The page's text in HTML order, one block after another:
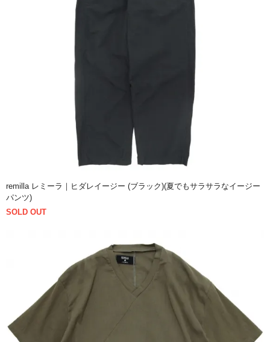
remilla レミーラ｜ヒダレイージー (ブラック)(夏でもサラサラなイージー
パンツ)
SOLD OUT